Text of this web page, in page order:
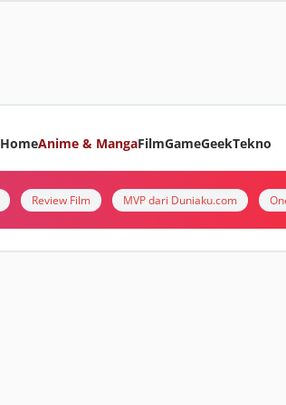
HomeAnime & MangaFilmGameGeekTekno
Review Film MVP dari Duniaku.com